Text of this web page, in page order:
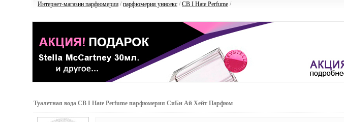
Интернет-магазин парфюмерии /парфюмерия унисекс /CB I Hate Perfume /
Туалетная вода CB I Hate Perfume парфюмерия СиБи Ай Хейт Парфюм